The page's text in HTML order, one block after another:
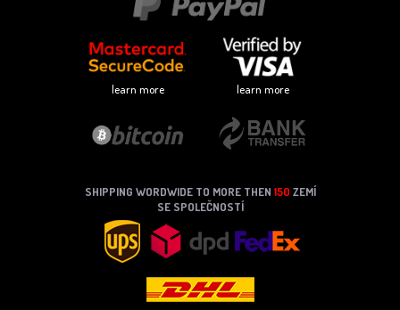
learn more learn more
SHIPPING WORDWIDE TO MORE THEN150 ZEMÍ
SE SPOLEČNOSTÍ